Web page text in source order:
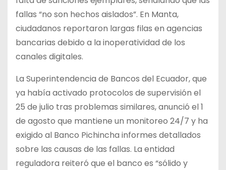
fallas “no son hechos aislados”. En Manta,
ciudadanos reportaron largas filas en agencias
bancarias debido a la inoperatividad de los
canales digitales.
La Superintendencia de Bancos del Ecuador, que
ya había activado protocolos de supervisión el
25 de julio tras problemas similares, anunció el 1
de agosto que mantiene un monitoreo 24/7 y ha
exigido al Banco Pichincha informes detallados
sobre las causas de las fallas. La entidad
reguladora reiteró que el banco es “sólido y